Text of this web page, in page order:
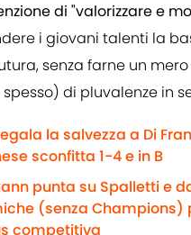
di "valorizzare e
i giovani talenti la
senza farne un
di pluvalenze in
la salvezza a Di
sconfitta 1-4 e in B
punta su Spalletti e
(senza Champions)
competitiva